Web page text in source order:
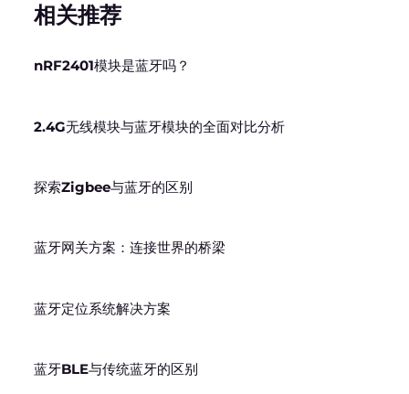
相关推荐
nRF2401模块是蓝牙吗？
2.4G无线模块与蓝牙模块的全面对比分析
探索Zigbee与蓝牙的区别
蓝牙网关方案：连接世界的桥梁
蓝牙定位系统解决方案
蓝牙BLE与传统蓝牙的区别